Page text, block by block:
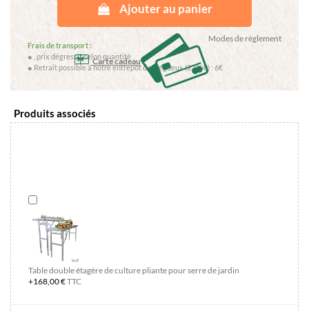
Ajouter au panier
Carte cadeau
Modes de règlement
Frais de transport :
●
, prix dégressif selon quantité
● Retrait possible à notre entrepôt de Trégueux (22950) : 6€
Produits associés
Table double étagère de culture pliante pour serre de jardin
+168,00 €TTC